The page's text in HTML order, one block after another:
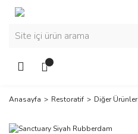
Anasayfa Restoratif Diğer Ürünler